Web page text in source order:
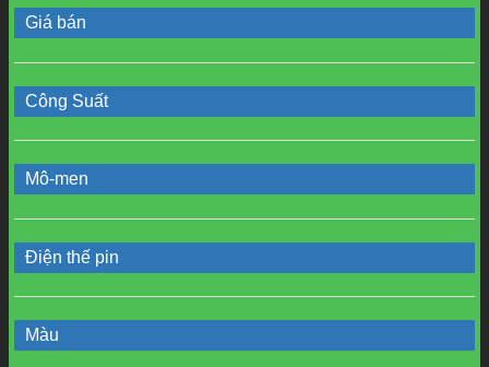
Giá bán
Công Suất
Mô-men
Điện thế pin
Màu